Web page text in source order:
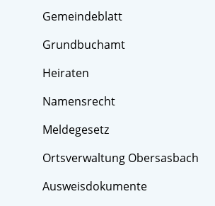
Gemeindeblatt
Grundbuchamt
Heiraten
Namensrecht
Meldegesetz
Ortsverwaltung Obersasbach
Ausweisdokumente